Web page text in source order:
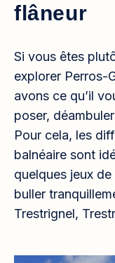
flâneur
Si vous êtes
explorer Perros-
avons ce qu’il
poser,
Pour cela, les
balnéaire sont
quelques jeux
buller
Trestrignel,